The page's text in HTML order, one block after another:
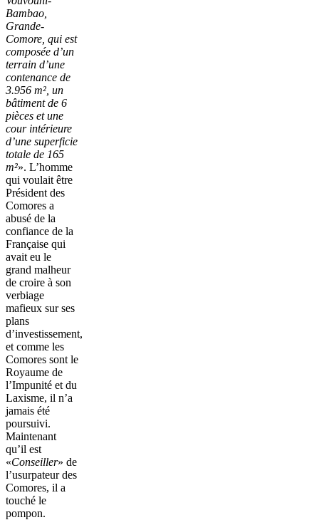
Bambao,
Grande-
Comore, qui est
composée d’un
terrain d’une
contenance de
3.956 m², un
bâtiment de 6
pièces et une
cour intérieure
d’une superficie
totale de 165
m²». L’homme
qui voulait être
Président des
Comores a
abusé de la
confiance de la
Française qui
avait eu le
grand malheur
de croire à son
verbiage
mafieux sur ses
plans
d’investissement,
et comme les
Comores sont le
Royaume de
l’Impunité et du
Laxisme, il n’a
jamais été
poursuivi.
Maintenant
qu’il est
«Conseiller» de
l’usurpateur des
Comores, il a
touché le
pompon.